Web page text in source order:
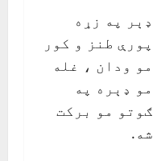
ډېر په زړه
پورې طنز و کور
مو ودان ، غله
مو ډېره په
ګوتو مو برکت
شه.